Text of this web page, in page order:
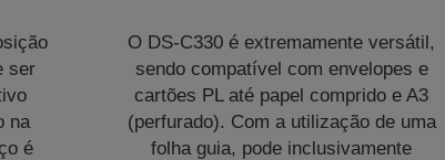
ser
na
é
O DS-C330 é extremamente versátil,
sendo compatível com envelopes e
cartões PL até papel comprido e A3
(perfurado). Com a utilização de uma
folha guia, pode inclusivamente